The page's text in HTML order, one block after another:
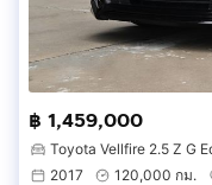
฿ 1,459,000
Toyota Vellfire 2.5 Z G
2017
120,000 กม.